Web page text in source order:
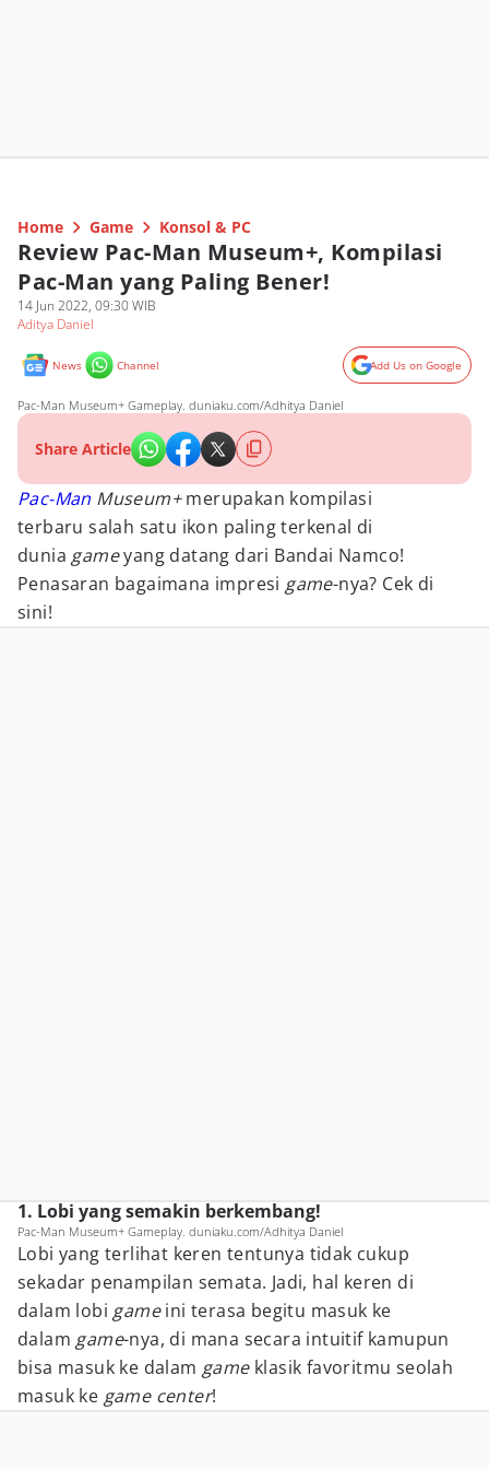
Home Game Konsol & PC
Review Pac-Man Museum+, Kompilasi
Pac-Man yang Paling Bener!
14 Jun 2022, 09:30 WIB
Aditya Daniel
News Channel Add Us on Google
Pac-Man Museum+ Gameplay. duniaku.com/Adhitya Daniel
Share Article
Pac-Man Museum+merupakan kompilasi
terbaru salah satu ikon paling terkenal di
dunia gameyang datang dari Bandai Namco!
Penasaran bagaimana impresi game-nya? Cek di
sini!
1. Lobi yang semakin berkembang!
Pac-Man Museum+ Gameplay. duniaku.com/Adhitya Daniel
Lobi yang terlihat keren tentunya tidak cukup
sekadar penampilan semata. Jadi, hal keren di
dalam lobi gameini terasa begitu masuk ke
dalam game-nya, di mana secara intuitif kamupun
bisa masuk ke dalam game klasik favoritmu seolah
masuk ke game center!